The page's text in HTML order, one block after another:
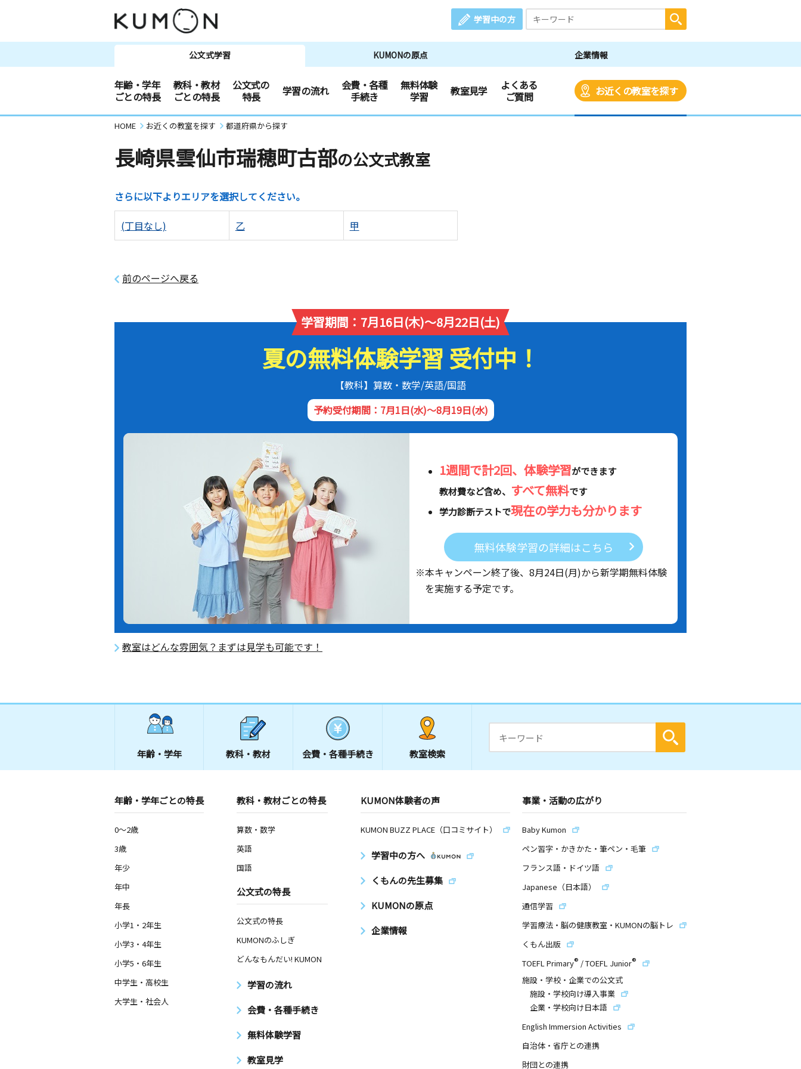
学習中の方
公文式学習 KUMONの原点 企業情報
年齢・学年
ごとの特長
教科・教材
ごとの特長
公文式の
特長
学習の流れ
会費・各種
手続き
無料体験
学習
教室見学
よくある
ご質問
お近くの教室を探す
HOME お近くの教室を探す 都道府県から探す
長崎県雲仙市瑞穂町古部の公文式教室
さらに以下よりエリアを選択してください。
(丁目なし) 乙 甲
前のページへ戻る
学習期間：7月16日(木)～8月22日(土)
夏の無料体験学習 受付中！
【教科】算数・数学/英語/国語
予約受付期間：7月1日(水)～8月19日(水)
1週間で計2回、体験学習ができます
教材費など含め、 すべて無料です
学力診断テストで現在の学力も分かります
無料体験学習の詳細はこちら
※本キャンペーン終了後、 8月24日(月)から新学期無料体験
を実施する予定です。
教室はどんな雰囲気？まずは見学も可能です！
年齢・学年 教科・教材 会費・ 各種手続き 教室検索
年齢・学年ごとの特長
0～2歳
3歳
年少
年中
年長
小学1・2年生
小学3・4年生
小学5・6年生
中学生・高校生
大学生・社会人
教科・教材ごとの特長
算数・数学
英語
国語
公文式の特長
公文式の特長
KUMONのふしぎ
どんなもんだい! KUMON
学習の流れ
会費・各種手続き
無料体験学習
教室見学
KUMON体験者の声
KUMON BUZZ PLACE（口コミサイト）
学習中の方へ
くもんの先生募集
KUMONの原点
企業情報
事業・活動の広がり
Baby Kumon
ペン習字・かきかた・筆ペン・毛筆
フランス語・ドイツ語
Japanese（日本語）
通信学習
学習療法・脳の健康教室・KUMONの脳トレ
くもん出版
TOEFL Primary® /TOEFL Junior®
施設・学校・企業での公文式
施設・学校向け導入事業
企業・学校向け日本語
English Immersion Activities
自治体・省庁との連携
財団との連携